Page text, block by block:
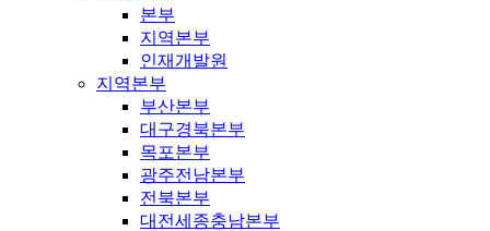
본부
지역본부
인재개발원
지역본부
부산본부
대구경북본부
목포본부
광주전남본부
전북본부
대전세종충남본부